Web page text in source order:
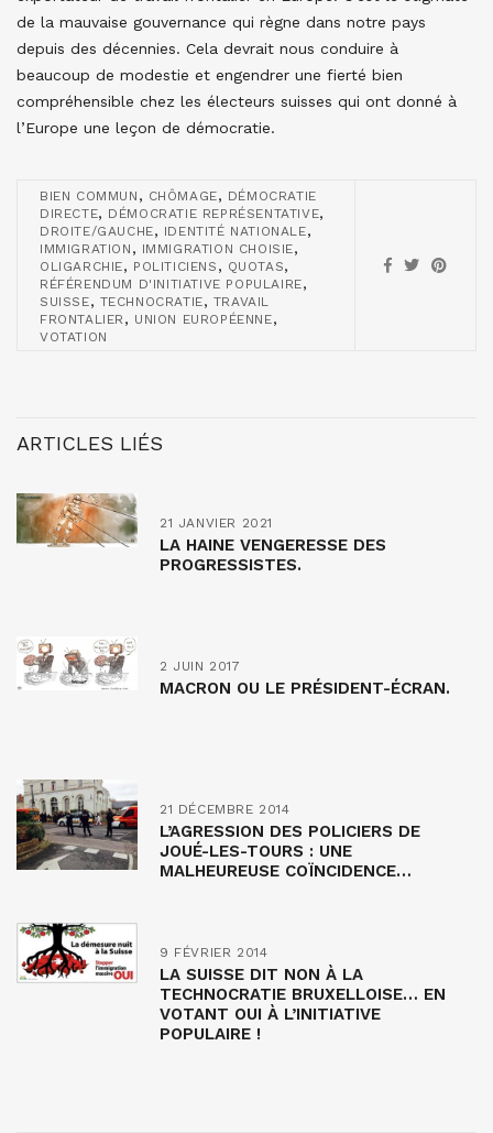
de la mauvaise gouvernance qui règne dans notre pays
depuis des décennies. Cela devrait nous conduire à
beaucoup de modestie et engendrer une fierté bien
compréhensible chez les électeurs suisses qui ont donné à
l’Europe une leçon de démocratie.
BIEN COMMUN , CHÔMAGE, DÉMOCRATIE
DIRECTE, DÉMOCRATIE REPRÉSENTATIVE,
DROITE/GAUCHE, IDENTITÉ NATIONALE,
IMMIGRATION , IMMIGRATION CHOISIE,
OLIGARCHIE, POLITICIENS , QUOTAS,
RÉFÉRENDUM D'INITIATIVE POPULAIRE,
SUISSE, TECHNOCRATIE, TRAVAIL
FRONTALIER , UNION EUROPÉENNE,
VOTATION
ARTICLES LIÉS
21 JANVIER 2021
LA HAINE VENGERESSE DES
PROGRESSISTES.
2 JUIN 2017
MACRON OU LE PRÉSIDENT-ÉCRAN.
21 DÉCEMBRE 2014
L’AGRESSION DES POLICIERS DE
JOUÉ-LES-TOURS : UNE
MALHEUREUSE COÏNCIDENCE…
9 FÉVRIER 2014
LA SUISSE DIT NON À LA
TECHNOCRATIE BRUXELLOISE… EN
VOTANT OUI À L’INITIATIVE
POPULAIRE !